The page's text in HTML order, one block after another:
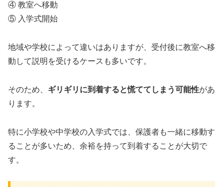
④ 教室へ移動
⑤ 入学式開始
地域や学校によって違いはありますが、受付後に教室へ移
動して説明を受けるケースも多いです。
そのため、 ギリギリに到着すると慌ててしまう可能性があ
ります。
特に小学校や中学校の入学式では、保護者も一緒に移動す
ることが多いため、余裕を持って到着することが大切で
す。